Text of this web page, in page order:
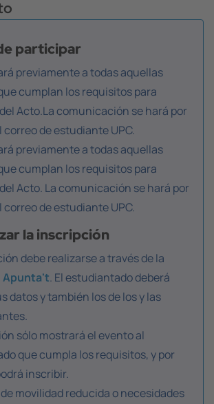
participar
previamente a todas aquellas
cumplan los requisitos para
Acto.La comunicación se hará por
correo de estudiante UPC.
previamente a todas aquellas
cumplan los requisitos para
Acto. La comunicación se hará por
correo de estudiante UPC.
la inscripción
debe realizarse a través de la
Apunta't. El estudiantado deberá
datos y también los de los y las
sólo mostrará el evento al
que cumpla los requisitos, y por
inscribir.
movilidad reducida o necesidades